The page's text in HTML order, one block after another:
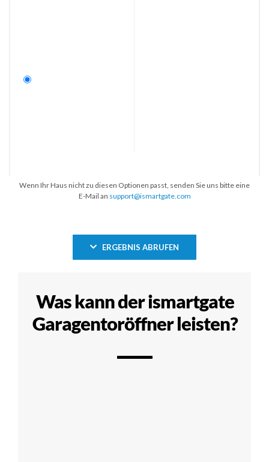
Wenn Ihr Haus nicht zu diesen Optionen passt, senden Sie uns bitte eine
E-Mail an support@ismartgate.com
ERGEBNIS ABRUFEN
Was kann der ismartgate
Garagentoröffner leisten?